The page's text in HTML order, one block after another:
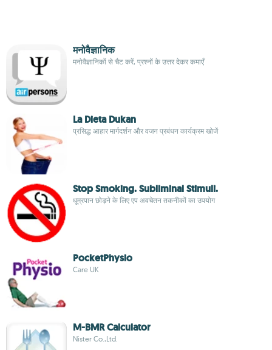
मनोवैज्ञानिक
मनोवैज्ञानिकों से चैट करें, प्रश्नों के उत्तर देकर कमाएँ
La Dieta Dukan
प्रसिद्ध आहार मार्गदर्शन और वजन प्रबंधन कार्यक्रम खोजें
Stop Smoking. Subliminal Stimuli.
धूम्रपान छोड़ने के लिए एप अवचेतन तकनीकों का उपयोग
PocketPhysio
Care UK
M-BMR Calculator
Nister Co.,Ltd.